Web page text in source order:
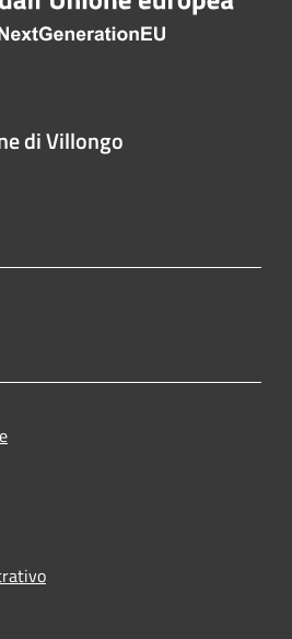
di Villongo